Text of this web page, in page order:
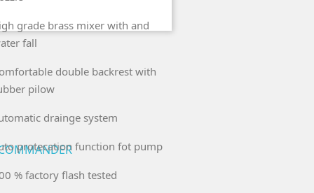
grade brass mixer with and
fall
double backrest with
pilow
drainge system
protecation function fot pump
% factory flash tested